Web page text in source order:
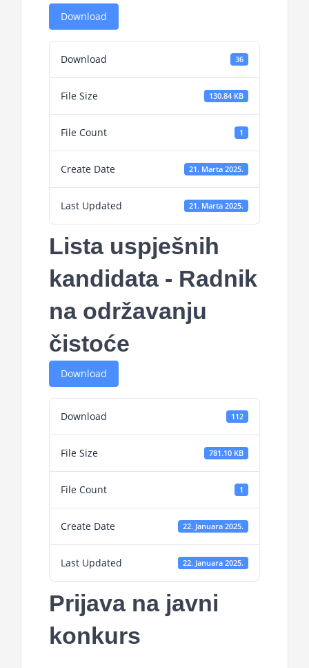
Download
Download 36
File Size 130.84 KB
File Count 1
Create Date 21. Marta 2025.
Last Updated 21. Marta 2025.
Lista uspješnih
kandidata - Radnik
na održavanju
čistoće
Download
Download 112
File Size 781.10 KB
File Count 1
Create Date 22. Januara 2025.
Last Updated 22. Januara 2025.
Prijava na javni
konkurs